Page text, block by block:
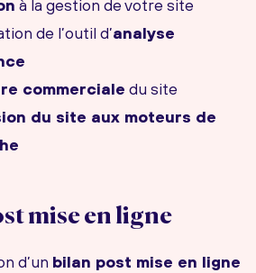
à la gestion de votre site
de l’outil d’analyse
commerciale du site
du site aux moteurs de
mise en ligne
d’un bilan post mise en ligne